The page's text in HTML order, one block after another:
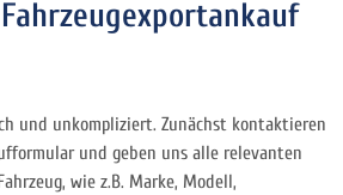
und unkompliziert. Zunächst kontaktieren
und geben uns alle relevanten
wie z.B. Marke, Modell,